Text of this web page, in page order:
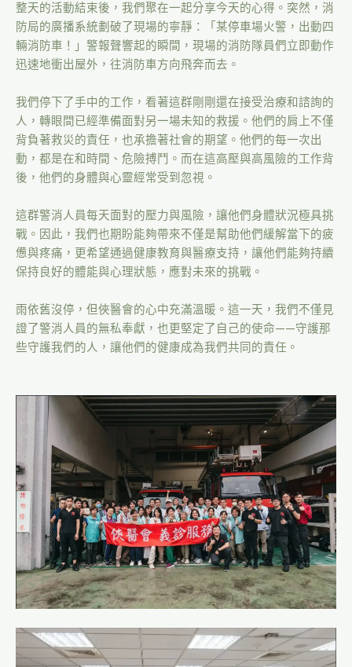
整天的活動結束後，我們聚在一起分享今天的心得。突然，消
防局的廣播系統劃破了現場的寧靜：「某停車場火警，出動四
輛消防車！」警報聲響起的瞬間，現場的消防隊員們立即動作
迅速地衝出屋外，往消防車方向飛奔而去。
我們停下了手中的工作，看著這群剛剛還在接受治療和諮詢的
人，轉眼間已經準備面對另一場未知的救援。他們的肩上不僅
背負著救災的責任，也承擔著社會的期望。他們的每一次出
動，都是在和時間、危險搏鬥。而在這高壓與高風險的工作背
後，他們的身體與心靈經常受到忽視。
這群警消人員每天面對的壓力與風險，讓他們身體狀況極具挑
戰。因此，我們也期盼能夠帶來不僅是幫助他們緩解當下的疲
憊與疼痛，更希望通過健康教育與醫療支持，讓他們能夠持續
保持良好的體能與心理狀態，應對未來的挑戰。
雨依舊沒停，但俠醫會的心中充滿溫暖。這一天，我們不僅見
證了警消人員的無私奉獻，也更堅定了自己的使命——守護那
些守護我們的人，讓他們的健康成為我們共同的責任。